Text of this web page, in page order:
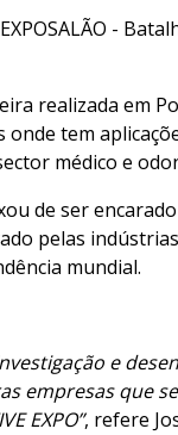
-
realizada em
tem
médico e
de ser
pelas
mundial.
e
empresas que
EXPO”, refere